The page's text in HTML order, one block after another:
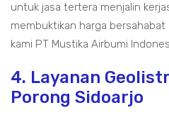
untuk jasa tertera menjalin
membuktikan harga
kami PT Mustika Airbumi
4. Layanan
Porong Sidoarjo